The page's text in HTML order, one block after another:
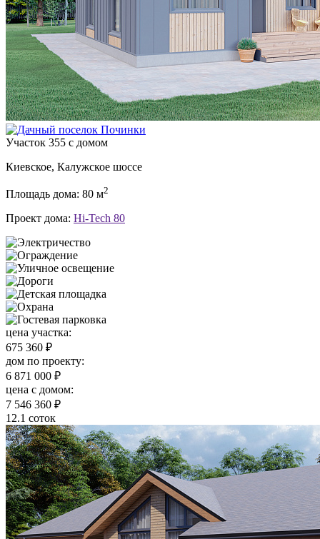
Участок 355 с домом
Киевское, Калужское шоссе
Площадь дома: 80 м2
Проект дома: Hi-Tech 80
цена участка:
675 360 ₽
дом по проекту:
6 871 000 ₽
цена c домом:
7 546 360 ₽
12.1 соток